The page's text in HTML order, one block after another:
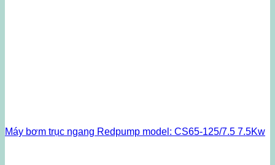
Máy bơm trục ngang Redpump model: CS65-125/7.5 7.5Kw